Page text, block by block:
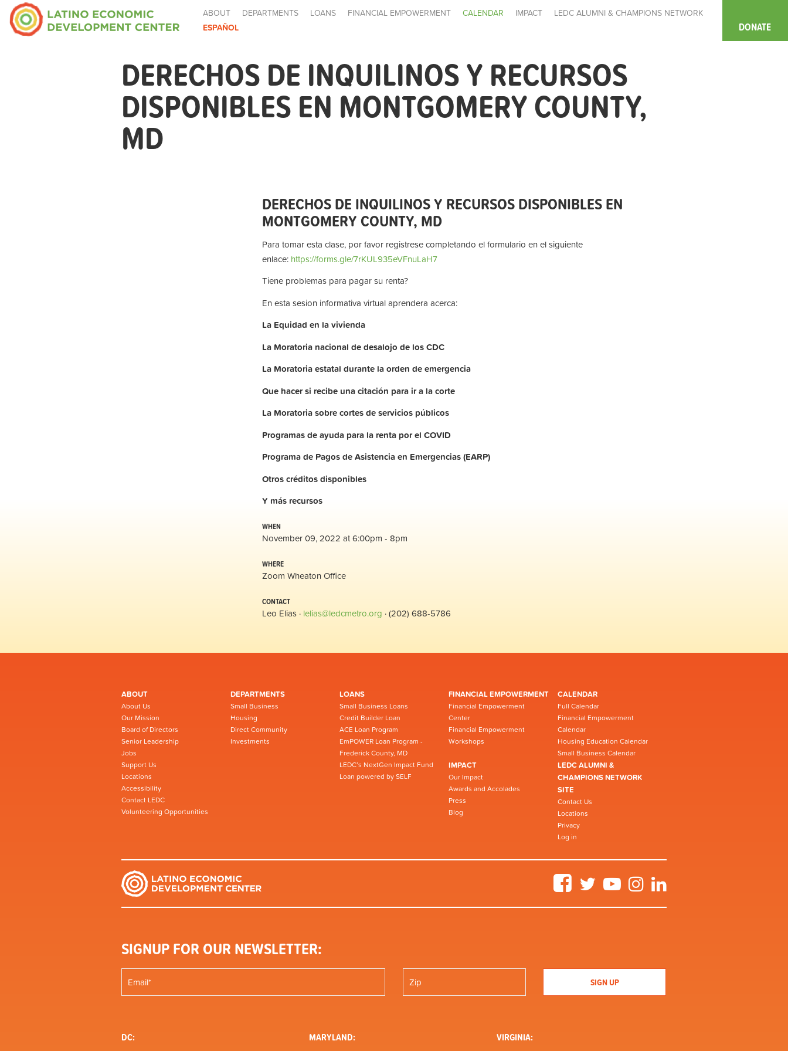
ABOUT DEPARTMENTS LOANS FINANCIAL EMPOWERMENT CALENDAR IMPACT
LEDC ALUMNI & CHAMPIONS NETWORK
ESPAÑOL
DONATE
DERECHOS DE INQUILINOS Y RECURSOS
DISPONIBLES EN MONTGOMERY COUNTY,
MD
DERECHOS DE INQUILINOS Y RECURSOS DISPONIBLES EN
MONTGOMERY COUNTY, MD
Para tomar esta clase, por favor registrese completando el formulario en el siguiente
enlace: https://forms.gle/7rKUL935eVFnuLaH7
Tiene problemas para pagar su renta?
En esta sesion informativa virtual aprendera acerca:
La Equidad en lavivienda
La Moratoria nacional de desalojo de los CDC
La Moratoriaestatal durante laorden deemergencia
Que hacer si recibe una citación para ir a la corte
La Moratoriasobrecortesdeservicios públicos
Programas de ayuda para la renta por el COVID
Programa de Pagos de Asistencia en Emergencias (EARP)
Otroscréditosdisponibles
Y más recursos
WHEN
November 09, 2022 at 6:00pm - 8pm
WHERE
Zoom Wheaton Office
CONTACT
Leo Elias · lelias@ledcmetro.org · (202) 688-5786
ABOUT
About Us
Our Mission
Board of Directors
Senior Leadership
Jobs
Support Us
Locations
Accessibility
Contact LEDC
Volunteering Opportunities
DEPARTMENTS
Small Business
Housing
Direct Community
Investments
LOANS
Small Business Loans
Credit Builder Loan
ACE Loan Program
EmPOWER Loan Program -
Frederick County, MD
LEDC’s NextGen Impact Fund
Loan powered by SELF
FINANCIAL EMPOWERMENT
Financial Empowerment
Center
Financial Empowerment
Workshops
CALENDAR
Full Calendar
Financial Empowerment
Calendar
Housing Education Calendar
Small Business Calendar
IMPACT
Our Impact
Awards and Accolades
Press
Blog
LEDC ALUMNI &
CHAMPIONS NETWORK
SITE
Contact Us
Locations
Privacy
Log in
FacebookTwitter YouTubeInstagram
SIGNUP FOR OUR NEWSLETTER:
DC: MARYLAND: VIRGINIA: